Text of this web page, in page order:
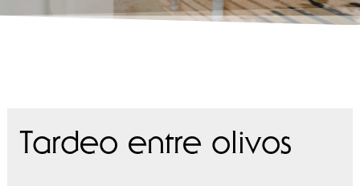
Tardeo entre olivos